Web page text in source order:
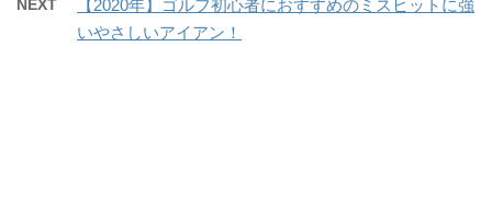
NEXT
【2020年】ゴルフ初心者におすすめのミスヒットに強
いやさしいアイアン！